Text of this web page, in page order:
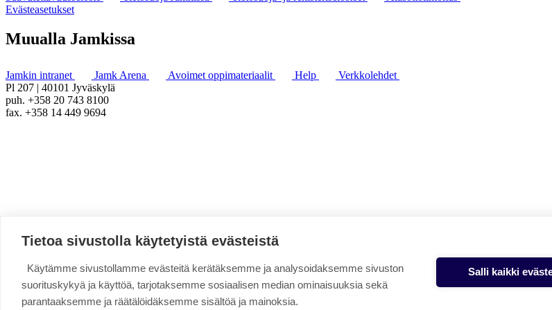
Evästeasetukset
Muualla Jamkissa
Jamkin intranet Jamk Arena Avoimet oppimateriaalit Help
Verkkolehdet
Pl 207 | 40101 Jyväskylä
puh. +358 20 743 8100
fax. +358 14 449 9694
Tietoa sivustolla käytetyistä evästeistä
Käytämme sivustollamme evästeitä kerätäksemme ja analysoidaksemme sivuston
suorituskykyä ja käyttöä, tarjotaksemme sosiaalisen median ominaisuuksia sekä
parantaaksemme ja räätälöidäksemme sisältöä ja mainoksia.
Salli kaikki